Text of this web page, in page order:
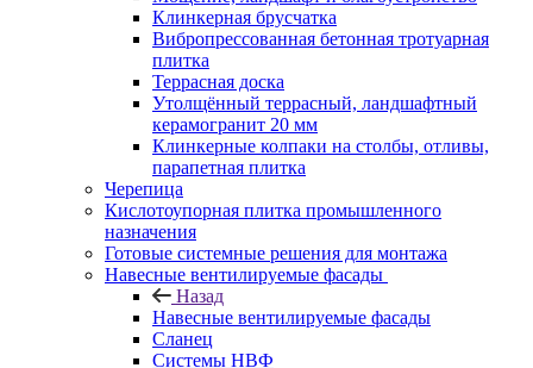
Клинкерная брусчатка
Вибропрессованная бетонная тротуарная
плитка
Террасная доска
Утолщённый террасный, ландшафтный
керамогранит 20 мм
Клинкерные колпаки на столбы, отливы,
парапетная плитка
Черепица
Кислотоупорная плитка промышленного
назначения
Готовые системные решения для монтажа
Навесные вентилируемые фасады
Назад
Навесные вентилируемые фасады
Сланец
Системы НВФ